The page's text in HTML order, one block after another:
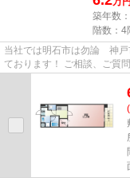
築年数
階数：4
当社では明石市は勿論 神
ております！ ご相談、ご質